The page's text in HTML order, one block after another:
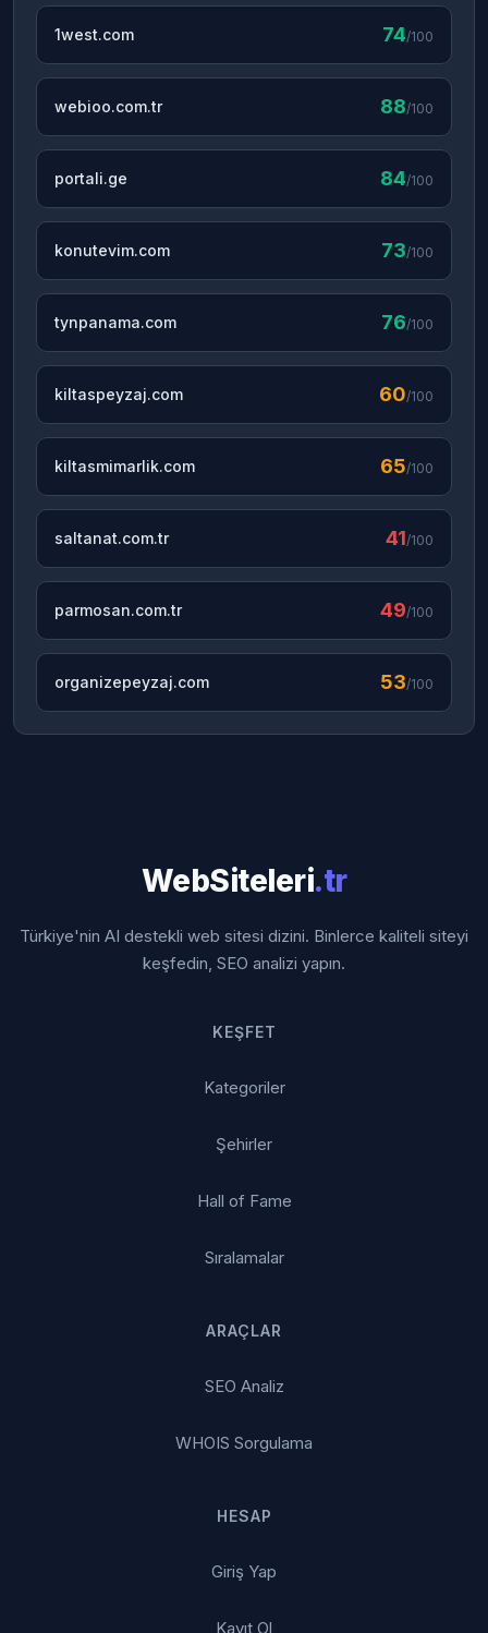
1west.com 74/100
webioo.com.tr 88/100
portali.ge 84/100
konutevim.com 73/100
tynpanama.com 76/100
kiltaspeyzaj.com 60/100
kiltasmimarlik.com 65/100
saltanat.com.tr 41/100
parmosan.com.tr 49/100
organizepeyzaj.com 53/100
WebSiteleri.tr
Türkiye'nin AI destekli web sitesi dizini. Binlerce kaliteli siteyi
keşfedin, SEO analizi yapın.
KEŞFET
Kategoriler
Şehirler
Hall of Fame
Sıralamalar
ARAÇLAR
SEO Analiz
WHOIS Sorgulama
HESAP
Giriş Yap
Kayıt Ol